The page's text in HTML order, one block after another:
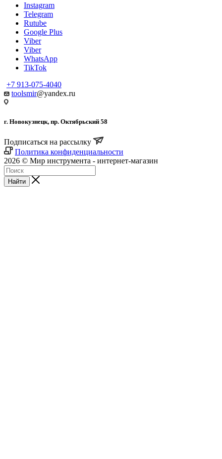
Instagram
Telegram
Rutube
Google Plus
Viber
Viber
WhatsApp
TikTok
+7 913-075-4040
toolsmir@yandex.ru
г. Новокузнецк, пр. Октябрьский 58
Подписаться на рассылку
Политика конфиденциальности
2026 © Мир инструмента - интернет-магазин
Найти